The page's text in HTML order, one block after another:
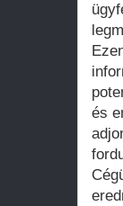
és